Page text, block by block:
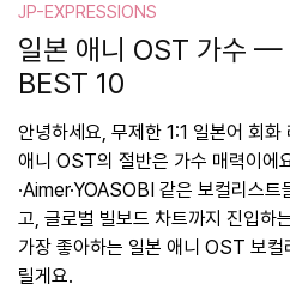
JP-EXPRESSIONS
일본 애니 OST 가수 —
BEST 10
안녕하세요, 무제한 1:1 일본어 회
애니 OST의 절반은 가수 매력이에
·Aimer·YOASOBI 같은 보컬리스
고, 글로벌 빌보드 차트까지 진입하
가장 좋아하는 일본 애니 OST 보
릴게요.